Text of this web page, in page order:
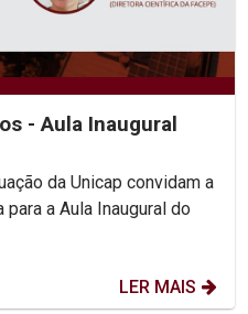
- Aula Inaugural
da Unicap convidam a
a Aula Inaugural do
LER MAIS